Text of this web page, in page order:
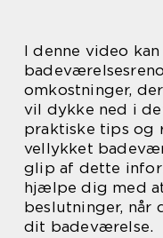
I denne video
omkostninger,
vil dykke ned i
praktiske tips og
vellykket
glip af dette
hjælpe dig med
beslutninger, når
dit badeværelse.